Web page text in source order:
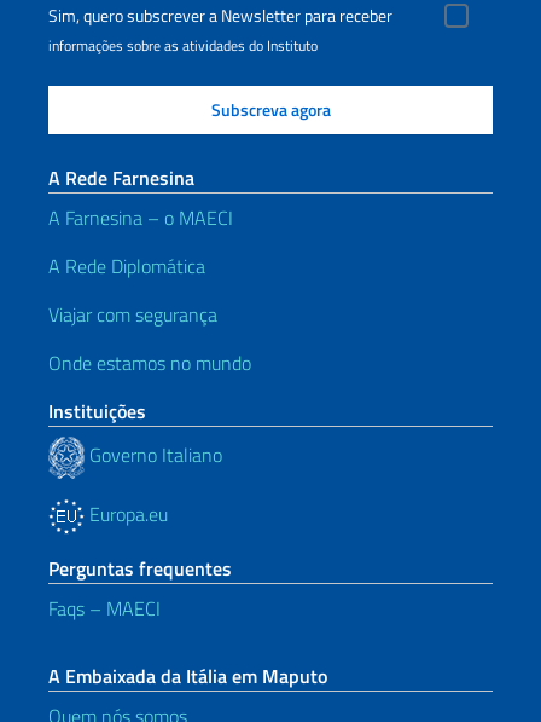
Sim, quero subscrever a Newsletter para receber
informações sobre as atividades do Instituto
A Rede Farnesina
A Farnesina – o MAECI
A Rede Diplomática
Viajar com segurança
Onde estamos no mundo
Instituições
Governo Italiano
Europa.eu
Perguntas frequentes
Faqs – MAECI
A Embaixada da Itália em Maputo
Quem nós somos